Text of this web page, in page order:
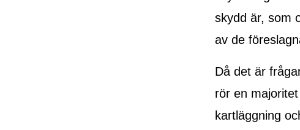
skydd är, som
av de
Då det är
rör en
kartläggning